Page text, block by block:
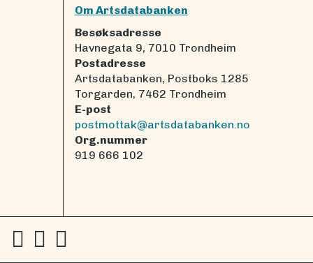
Om Artsdatabanken
Besøksadresse
Havnegata 9, 7010 Trondheim
Postadresse
Artsdatabanken, Postboks 1285
Torgarden, 7462 Trondheim
E-post
postmottak@artsdatabanken.no
Org.nummer
919 666 102